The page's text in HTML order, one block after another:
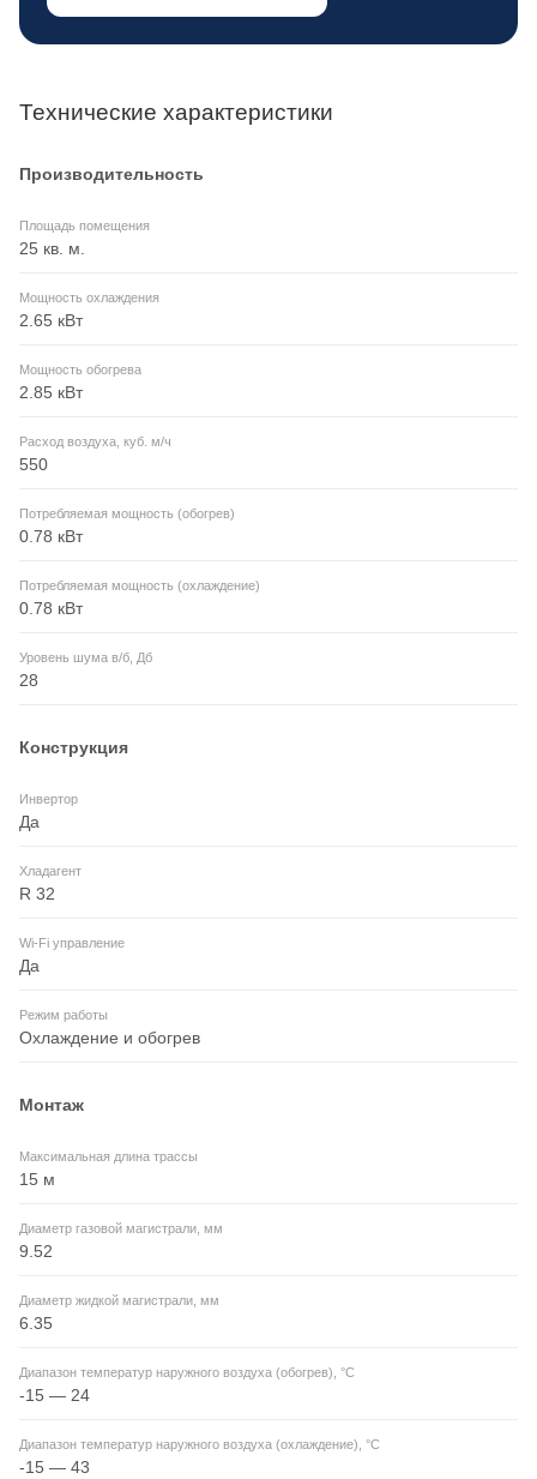
Технические характеристики
Производительность
Площадь помещения
25 кв. м.
Мощность охлаждения
2.65 кВт
Мощность обогрева
2.85 кВт
Расход воздуха, куб. м/ч
550
Потребляемая мощность (обогрев)
0.78 кВт
Потребляемая мощность (охлаждение)
0.78 кВт
Уровень шума в/б, Дб
28
Конструкция
Инвертор
Да
Хладагент
R 32
Wi-Fi управление
Да
Режим работы
Охлаждение и обогрев
Монтаж
Максимальная длина трассы
15 м
Диаметр газовой магистрали, мм
9.52
Диаметр жидкой магистрали, мм
6.35
Диапазон температур наружного воздуха (обогрев), °C
-15 — 24
Диапазон температур наружного воздуха (охлаждение), °C
-15 — 43